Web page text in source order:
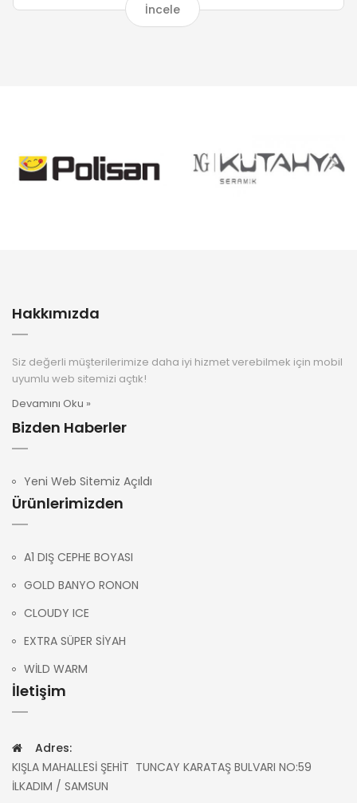
İncele
Hakkımızda
Siz değerli müşterilerimize daha iyi hizmet verebilmek için mobil
uyumlu web sitemizi açtık!
Devamını Oku »
Bizden Haberler
Yeni Web Sitemiz Açıldı
Ürünlerimizden
A1 DIŞ CEPHE BOYASI
GOLD BANYO RONON
CLOUDY ICE
EXTRA SÜPER SİYAH
WİLD WARM
İletişim
Adres:
KIŞLA MAHALLESİ ŞEHİT TUNCAY KARATAŞ BULVARI NO:59
İLKADIM / SAMSUN